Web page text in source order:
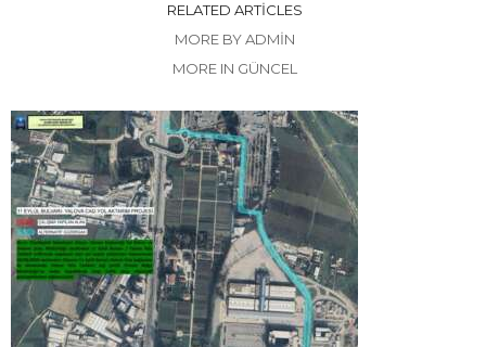
RELATED ARTICLES
MORE BY ADMIN
MORE IN GÜNCEL